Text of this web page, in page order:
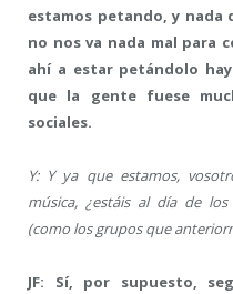
estamos petando, y nada
no nos va nada mal para
ahí a estar petándolo
que la gente fuese
sociales.
Y: Y ya que estamos,
música, ¿estáis al día de
(como los grupos que
JF: Sí, por supuesto,